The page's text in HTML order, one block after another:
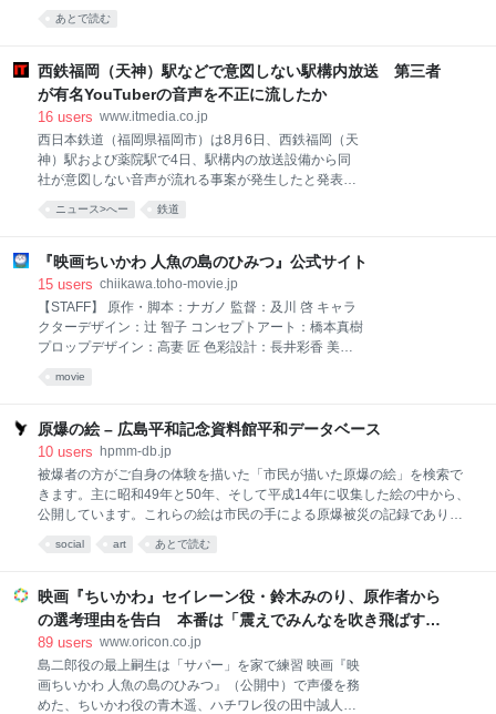
国人審判員ら十数人に対して、不適切な性的接待を行
っていたと、韓国の放送局「ＪＴＢＣ」が独占情報と
頭を抱える… ＪＴＢＣは韓国サッカー協会が外国人審
判員に性的接待を行った内容と、その決済明細が記載
された文化体育観光部の監査報告書を入手。「試合当
払っていた」という。 ＪＴＢＣの報道によると、１２
年２月２９日のＷ杯予選、韓国―クウェート戦後、
「ソウル市江南区駅三洞にあるマッサージ店で韓国サ
ッカー協会の法人カードを使って５０万ウォンが決済
た。 さらに、代金を支払った韓
あとで読む
西鉄福岡（天神）駅などで意図しない駅構内放送 第三者
が有名YouTuberの音声を不正に流したか
16 users www.itmedia.co.jp
西日本鉄道（福岡県福岡市）は8月6日、西鉄福岡（天
神）駅および薬院駅で4日、駅構内の放送設備から同
社が意図しない音声が流れる事案が発生したと発表し
た。原因は不明だが、第三者が不正な手段で音声を流
した可能性があるという。 西日本鉄道は音声の内容に
で、YouTuber・動ありさんのような声による下品な音
声が流れる動画が出回っている。動ありさんも状況を
把握しており、自身のXアカウントで「『不審な音
声』として自分が世間に広まってると思いませんでし
た」と自身の声と認めつつ関与を否定している。 西日
を検討しているという。
ニュース>へー 鉄道
『映画ちいかわ 人魚の島のひみつ』公式サイト
15 users chiikawa.toho-movie.jp
【STAFF】 原作・脚本：ナガノ 監督：及川 啓 キャラ
クターデザイン：辻 智子 コンセプトアート：橋本真樹
プロップデザイン：高妻 匠 色彩設計：長井彩香 美術
力 アニメーションプロデューサー：溝口 侃 アニメー
ション制作：サイピク 製作：川上洋一 古澤佳寛 エグ
ゼクティブプロデューサー：松崎容子 プロデュース：
今福太郎 プロデューサー：小峯雅隆 障子直登 宣伝プ
ロデューサー：林原祥一 斎藤愛子 狩野裕明 製作幹
木 遥 ハチワレ：田中誠人 うさぎ：小澤亜李 モモン
雄馬 シーサー：島袋美由利 古本屋：春海百乃 島二郎
movie
原爆の絵 – 広島平和記念資料館平和データベース
10 users
hpmm-db.jp
被爆者の方がご自身の体験を描いた「市民が描いた原爆の絵」を検索で
きます。主に昭和49年と50年、そして平成14年に収集した絵の中から、
公開しています。これらの絵は市民の手による原爆被災の記録であり、
核兵器が人間に何をもたらすかを示す貴重な証言です。被爆前の街のよ
うすや市民生活などを描いた「わがなつかしの広島」の絵もあわせて公
（代表電話082-242-7796）にお問い合わせください。
social art あとで読む
映画『ちいかわ』セイレーン役・鈴木みのり、原作者から
の選考理由を告白 本番は「震えでみんなを吹き飛ばす
ぞ」と意気込む
89 users www.oricon.co.jp
島二郎役の最上嗣生は「サパー」を家で練習 映画『映
画ちいかわ 人魚の島のひみつ』（公開中）で声優を務
めた、ちいかわ役の青木遥、ハチワレ役の田中誠人、